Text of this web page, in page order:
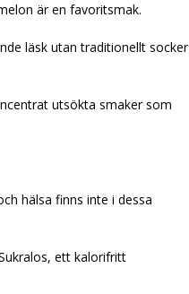
är en favoritsmak.
läsk utan traditionellt socker
utsökta smaker som
hälsa finns inte i dessa
ett kalorifritt